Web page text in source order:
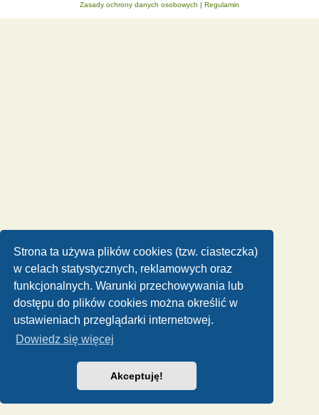
Strona ta używa plików cookies (tzw. ciasteczka)
w celach statystycznych, reklamowych oraz
funkcjonalnych. Warunki przechowywania lub
dostępu do plików cookies można określić w
ustawieniach przeglądarki internetowej.
Dowiedz się więcej
Akceptuję!
Zasady ochrony danych osobowych | Regulamin